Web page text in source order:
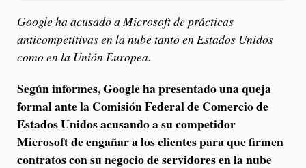
Google ha acusado a Microsoft de prácticas
anticompetitivas en la nube tanto en Estados Unidos
como en la Unión Europea.
Según informes, Google ha presentado una queja
formal ante la Comisión Federal de Comercio de
Estados Unidos acusando a su competidor
Microsoft de engañar a los clientes para que firmen
contratos con su negocio de servidores en la nube